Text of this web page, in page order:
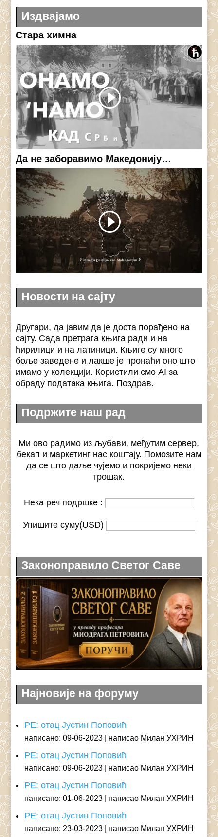
Издвајамо
Стара химна
Да не заборавимо Македонију…
Новости на сајту
Другари, да јавим да је доста порађено на
сајту. Сада претрага књига ради и на
ћирилици и на латиници. Књиге су много
боље заведене и лакше је пронаћи оно што
имамо у колекцији. Користили смо AI за
обраду података књига. Поздрав.
Подржите наш рад
Ми ово радимо из љубави, међутим сервер,
бекап и маркетинг нас коштају. Помозите нам
да се што даље чујемо и покријемо неки
трошак.
Нека реч подршке :
Упишите суму(USD)
Законоправило Светог Саве
Најновије на форуму
РЕ: отац Јустин Поповић
написано: 09-06-2023 написао Милан УХРИН
РЕ: отац Јустин Поповић
написано: 09-06-2023 написао Милан УХРИН
РЕ: отац Јустин Поповић
написано: 01-06-2023 написао Милан УХРИН
РЕ: отац Јустин Поповић
написано: 23-03-2023 написао Милан УХРИН